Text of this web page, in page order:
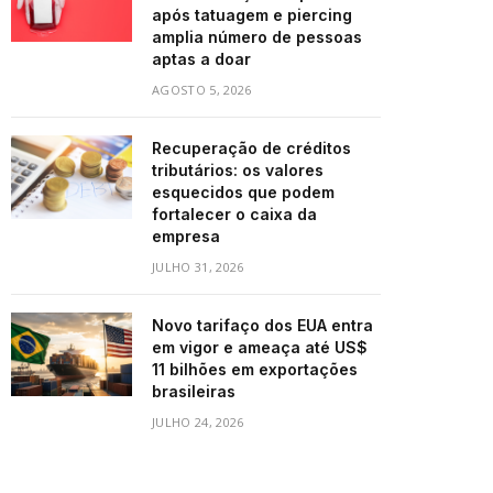
após tatuagem e piercing
amplia número de pessoas
aptas a doar
AGOSTO 5, 2026
Recuperação de créditos
tributários: os valores
esquecidos que podem
fortalecer o caixa da
empresa
JULHO 31, 2026
Novo tarifaço dos EUA entra
em vigor e ameaça até US$
11 bilhões em exportações
brasileiras
JULHO 24, 2026